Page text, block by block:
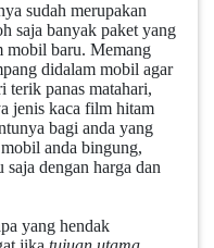
sudah merupakan
saja banyak paket yang
mobil baru. Memang
didalam mobil agar
terik panas matahari,
jenis kaca film hitam
bagi anda yang
anda bingung,
dengan harga dan
yang hendak